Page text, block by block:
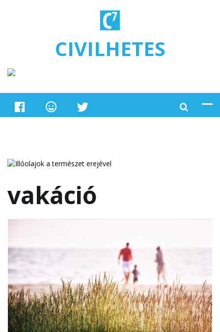
CIVILHETES
vakáció